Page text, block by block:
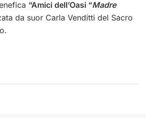
“Amici dell’Oasi “Madre
da suor Carla Venditti del Sacro